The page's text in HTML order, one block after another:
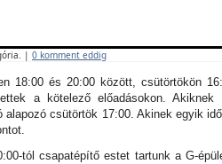
| 0 komment eddig
18:00 és 20:00 között, csütörtökön
a kötelező előadásokon. Akiknek
alapozó csütörtök 17:00. Akinek egyik
tól csapatépítő estet tartunk a G-